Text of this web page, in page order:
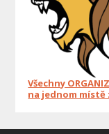
Všechny
na jednom místě